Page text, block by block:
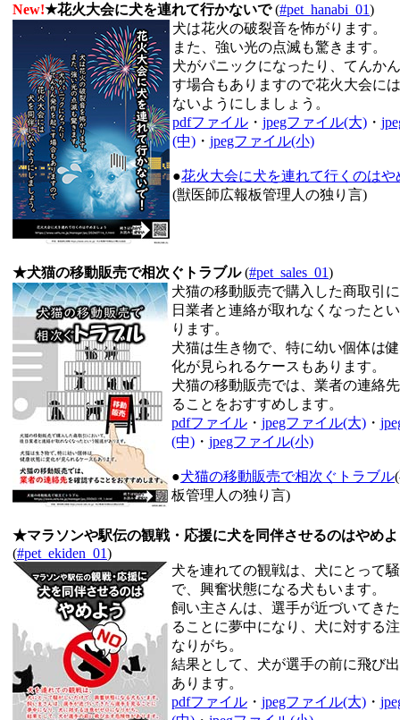
New!★花火大会に犬を連れて行かないで(#pet_hanabi_01)
犬は花火の破裂音を怖がります。
また、強い光の点滅も驚きます。
犬がパニックになったり、てんか
す場合もありますので花火大会に
ないようにしましょう。
pdfファイル ・ jpegファイル(大) ・
(中) ・ jpegファイル(小)
●花火大会に犬を連れて行くのはや
(獣医師広報板管理人の独り言)
★犬猫の移動販売で相次ぐトラブル(#pet_sales_01)
犬猫の移動販売で購入した商取引
日業者と連絡が取れなくなったと
ります。
犬猫は生き物で、特に幼い個体は
化が見られるケースもあります。
犬猫の移動販売では、業者の連絡
ることをおすすめします。
pdfファイル ・ jpegファイル(大) ・
(中) ・ jpegファイル(小)
●犬猫の移動販売で相次ぐトラブル
板管理人の独り言)
★マラソンや駅伝の観戦・応援に犬を同伴させるのはやめ
(#pet_ekiden_01)
犬を連れての観戦は、犬にとって
で、興奮状態になる犬もいます。
飼い主さんは、選手が近づいてき
ることに夢中になり、犬に対する
なりがち。
結果として、犬が選手の前に飛び
あります。
pdfファイル ・ jpegファイル(大) ・